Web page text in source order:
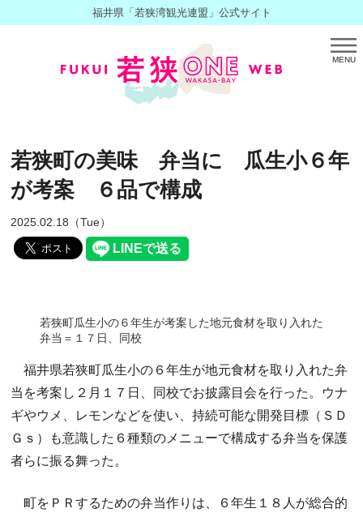
福井県「若狭湾観光連盟」公式サイト
MENU
若狭町の美味 弁当に 瓜生小６年
が考案 ６品で構成
2025.02.18（Tue）
若狭町瓜生小の６年生が考案した地元食材を取り入れた
弁当＝１７日、同校
福井県若狭町瓜生小の６年生が地元食材を取り入れた弁
当を考案し２月１７日、同校でお披露目会を行った。ウナ
ギやウメ、レモンなどを使い、持続可能な開発目標（ＳＤ
Ｇｓ）も意識した６種類のメニューで構成する弁当を保護
者らに振る舞った。
町をＰＲするための弁当作りは、６年生１８人が総合的